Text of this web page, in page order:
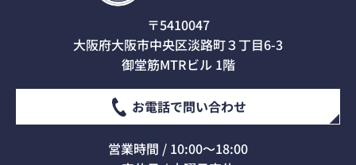
〒5410047
大阪府大阪市中央区淡路町３丁目6-3
御堂筋MTRビル 1階
お電話で問い合わせ
営業時間 / 10:00～18:00